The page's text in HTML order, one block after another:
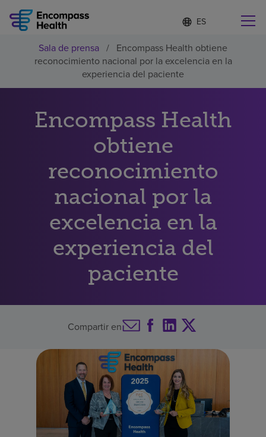
Lista
de
idiomas
contraída
d
o
m
a
e
c
n
d
Encuentre una localidad cerca de usted
Por qué debe elegirnos
Servicios de rehabilitación
Recursos de salud
Acerca de nosotros
Empleos
Sala de prensa / Encompass Health obtiene
reconocimiento nacional por la excelencia en la
experiencia del paciente
Encompass Health
obtiene
reconocimiento
nacional por la
excelencia en la
experiencia del
paciente
Compartir en